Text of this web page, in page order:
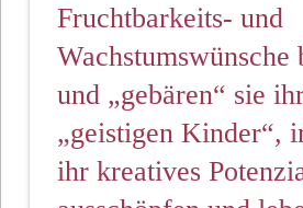
Fruchtbarkeits- und
Wachstumswünsche
und „gebären“ sie
„geistigen Kinder“,
ihr kreatives